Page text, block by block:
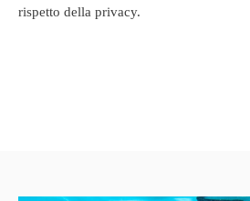
rispetto della privacy.